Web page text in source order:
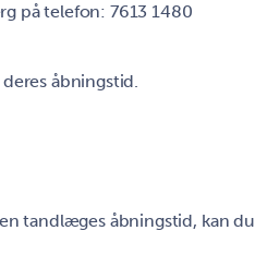
på telefon: 7613 1480
åbningstid.
tandlæges åbningstid, kan du